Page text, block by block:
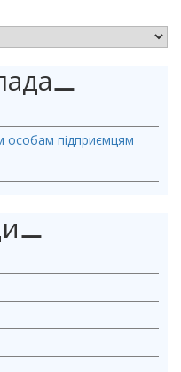
⚊
підприємцям
⚊